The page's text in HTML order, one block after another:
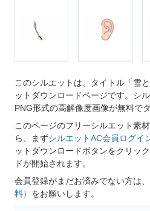
このシルエットは、タイトル「雪
ットダウンロードページです。シ
PNG形式の高解像度画像が無料で
このページのフリーシルエット素
ら、まずシルエットAC会員ログイ
ットダウンロードボタンをクリッ
ドが開始されます。
会員登録がまだお済みでない方は、
料） をお願いします。